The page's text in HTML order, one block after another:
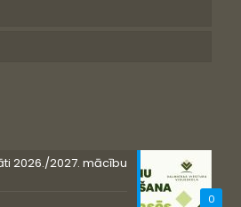
0
2026./2027. mācību